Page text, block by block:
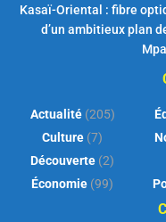
Kasaï-Oriental : fibre
d’un ambitieux plan
Actualité(205)
Culture (7)
Découverte (2)
Économie (99)